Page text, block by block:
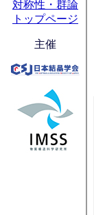
対称性・群論
トップページ
主催